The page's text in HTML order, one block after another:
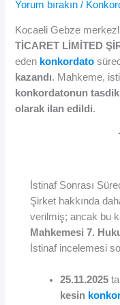
Yorum bırakın /
Kocaeli Gebze
TİCARET LİMİTED
eden konkordato
kazandı. Mahkeme,
konkordatonun
olarak ilan edildi.
İstinaf Sonrası
Şirket hakkında
verilmiş; ancak bu
Mahkemesi 7.
İstinaf incelemesi
25.11.2025
kesin